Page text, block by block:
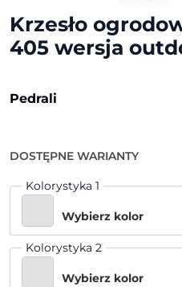
Krzesło
405 wersja
Pedrali
DOSTĘPNE WARIANTY
Kolorystyka 1
Wybierz kolor
Kolorystyka 2
Wybierz kolor